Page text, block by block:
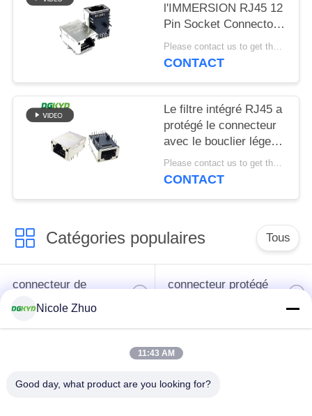
PRIVÉE
l'IMMERSION RJ45 12
Pin Socket Connector
PA66 de couleur
Please contact us to get the latest price. MOQ:Négociation
CONTACT
Le filtre intégré RJ45 a
protégé le connecteur
avec le bouclier léger
8P12C
Please contact us to get the latest price. MOQ:Négociation
CONTACT
Catégories populaires Tous
connecteur de
l'Ethernet rj45
connecteur protégé
Port RJ45 simple
Nicole Zhuo
11:43 AM
Good day, what product are you looking for?